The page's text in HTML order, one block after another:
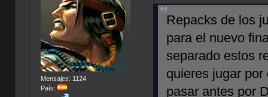
Mensajes: 1124
País:
Repacks de los
para el nuevo
separado estos
quieres jugar
pasar antes por